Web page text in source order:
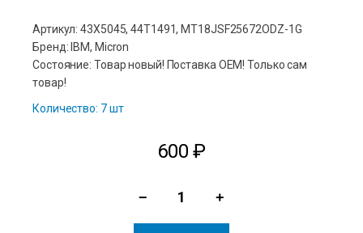
Артикул: 43X5045, 44T1491, MT18JSF25672ODZ-1G
Бренд: IBM, Micron
Состояние: Товар новый! Поставка ОЕМ! Только сам
товар!
Количество: 7 шт
600₽
− +